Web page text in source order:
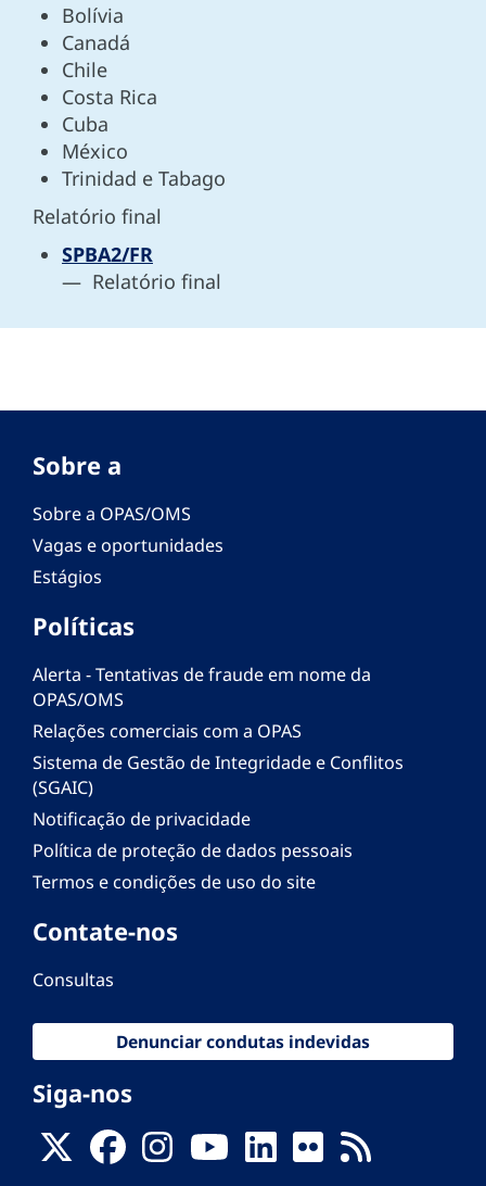
Bolívia
Canadá
Chile
Costa Rica
Cuba
México
Trinidad e Tabago
Relatório final
SPBA2/FR
— Relatório final
Sobre a
Sobre a OPAS/OMS
Vagas e oportunidades
Estágios
Políticas
Alerta - Tentativas de fraude em nome da
OPAS/OMS
Relações comerciais com a OPAS
Sistema de Gestão de Integridade e Conflitos
(SGAIC)
Notificação de privacidade
Política de proteção de dados pessoais
Termos e condições de uso do site
Contate-nos
Consultas
Denunciar condutas indevidas
Siga-nos